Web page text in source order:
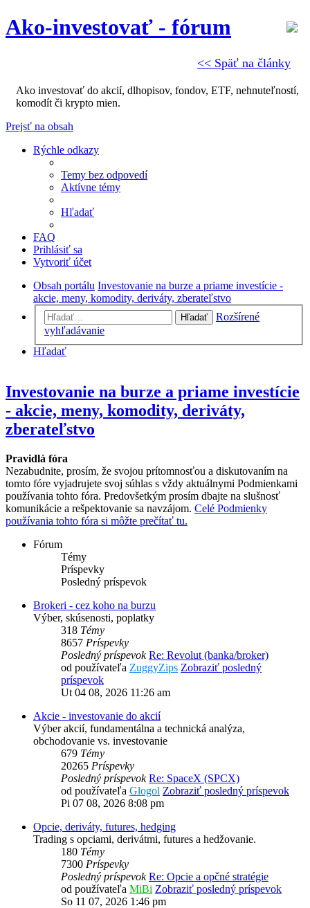
<< Späť na články
Ako-investovať - fórum
Ako investovať do akcií, dlhopisov, fondov, ETF, nehnuteľností,
komodít či krypto mien.
Prejsť na obsah
Rýchle odkazy
Temy bez odpovedí
Aktívne témy
Hľadať
FAQ
Prihlásiť sa
Vytvoriť účet
Obsah portálu Investovanie na burze a priame investície -
akcie, meny, komodity, deriváty, zberateľstvo
Hľadať
Rozšírené
vyhľadávanie
Hľadať
Investovanie na burze a priame investície
- akcie, meny, komodity, deriváty,
zberateľstvo
Pravidlá fóra
Nezabudnite, prosím, že svojou prítomnosťou a diskutovaním na
tomto fóre vyjadrujete svoj súhlas s vždy aktuálnymi Podmienkami
používania tohto fóra. Predovšetkým prosím dbajte na slušnosť
komunikácie a rešpektovanie sa navzájom. Celé Podmienky
používania tohto fóra si môžte prečítať tu.
Fórum
Témy
Príspevky
Posledný príspevok
Brokeri - cez koho na burzu
Výber, skúsenosti, poplatky
318 Témy
8657 Príspevky
Posledný príspevok Re: Revolut (banka/broker)
od používateľa ZuggyZips Zobraziť posledný
príspevok
Ut 04 08, 2026 11:26 am
Akcie - investovanie do akcií
Výber akcií, fundamentálna a technická analýza,
obchodovanie vs. investovanie
679 Témy
20265 Príspevky
Posledný príspevok Re: SpaceX (SPCX)
od používateľa Glogol Zobraziť posledný príspevok
Pi 07 08, 2026 8:08 pm
Opcie, deriváty, futures, hedging
Trading s opciami, derivátmi, futures a hedžovanie.
180 Témy
7300 Príspevky
Posledný príspevok Re: Opcie a opčné stratégie
od používateľa MiBi Zobraziť posledný príspevok
So 11 07, 2026 1:46 pm